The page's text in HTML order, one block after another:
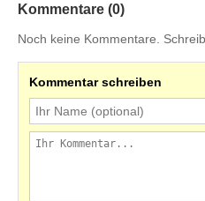
Kommentare (0)
Noch keine Kommentare.
Kommentar schreiben